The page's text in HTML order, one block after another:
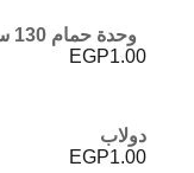
وحدة حمام 130 سم
EGP1.00
دولاب
EGP1.00